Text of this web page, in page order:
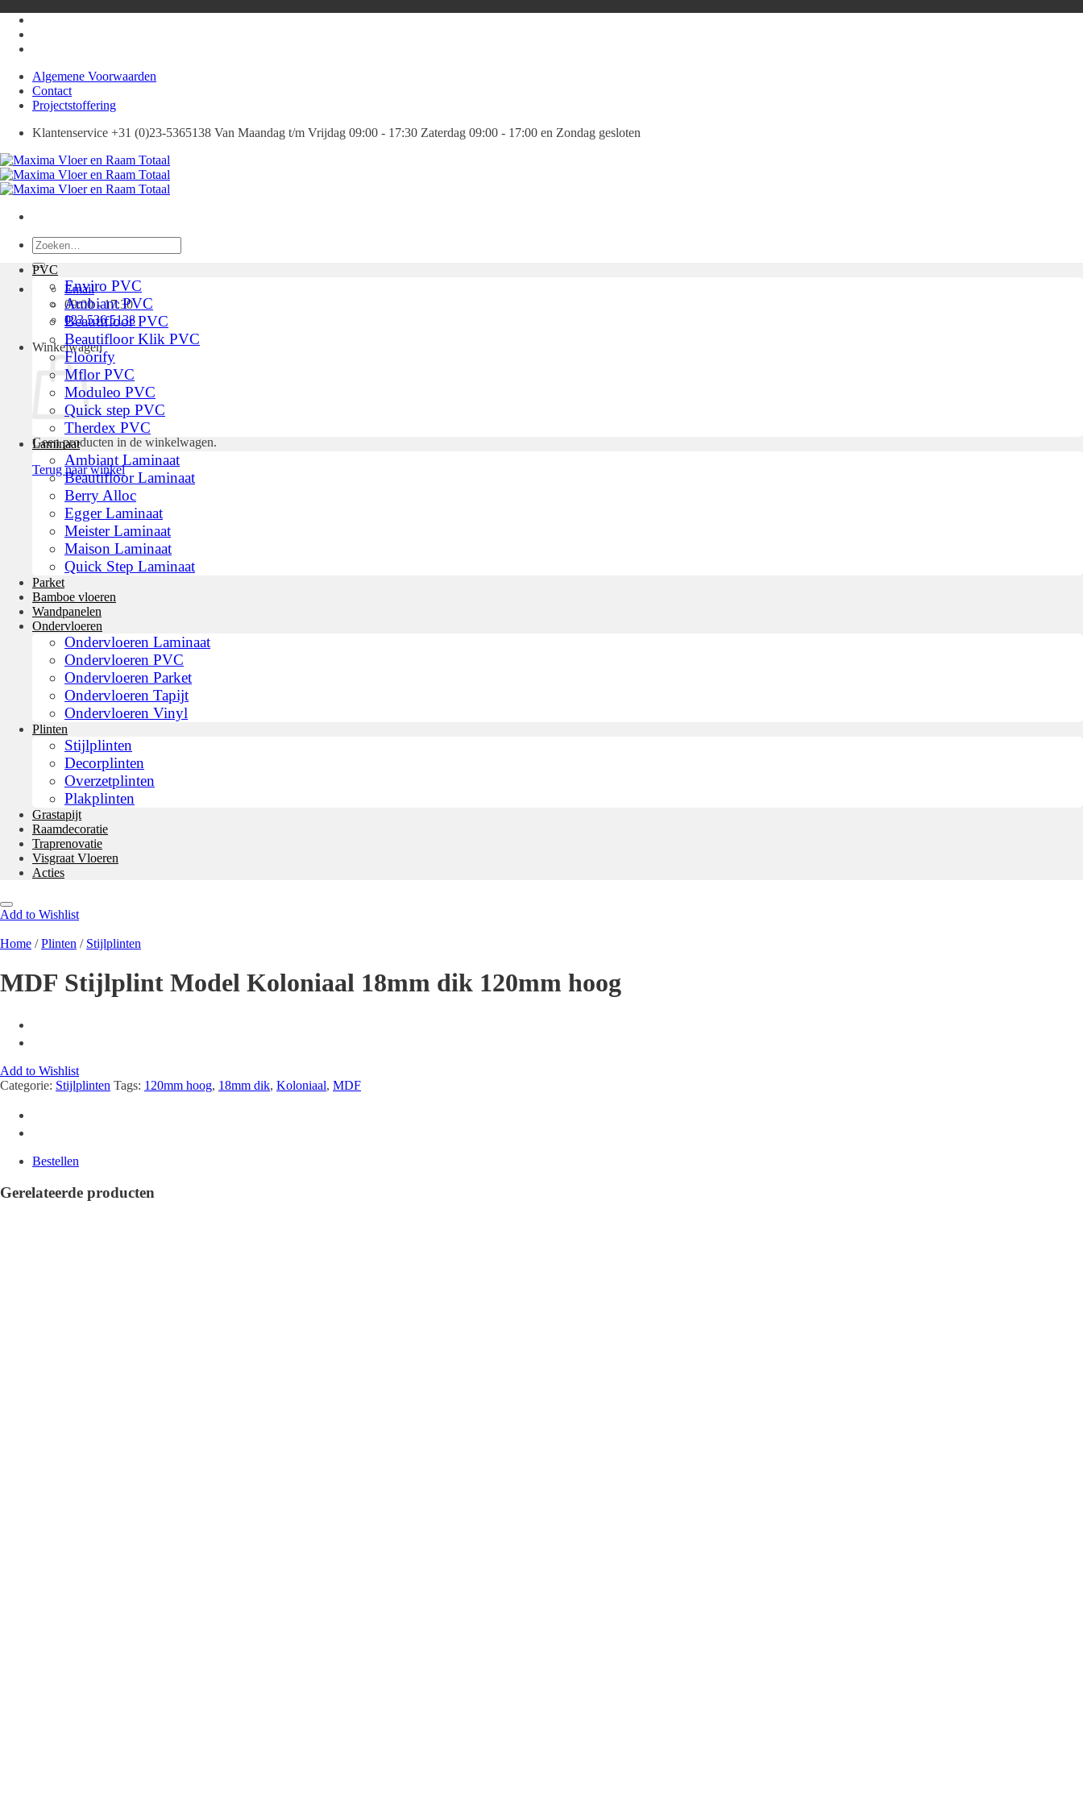
naar
inhoud
Algemene Voorwaarden
Contact
Projectstoffering
Klantenservice +31 (0)23-5365138 Van Maandag t/m Vrijdag 09:00 - 17:30 Zaterdag 09:00 - 17:00 en Zondag gesloten
Zoeken
naar:
Email
09:00 - 17:30
023 536 5138
Winkelwagen
Geen producten in de winkelwagen.
Terug naar winkel
PVC
Enviro PVC
Ambiant PVC
Beautifloor PVC
Beautifloor Klik PVC
Floorify
Mflor PVC
Moduleo PVC
Quick step PVC
Therdex PVC
Laminaat
Ambiant Laminaat
Beautifloor Laminaat
Berry Alloc
Egger Laminaat
Meister Laminaat
Maison Laminaat
Quick Step Laminaat
Parket
Bamboe vloeren
Wandpanelen
Ondervloeren
Ondervloeren Laminaat
Ondervloeren PVC
Ondervloeren Parket
Ondervloeren Tapijt
Ondervloeren Vinyl
Plinten
Stijlplinten
Decorplinten
Overzetplinten
Plakplinten
Grastapijt
Raamdecoratie
Traprenovatie
Visgraat Vloeren
Acties
Add to Wishlist
Home / Plinten / Stijlplinten
MDF Stijlplint Model Koloniaal 18mm dik 120mm hoog
Add to Wishlist
Categorie: Stijlplinten Tags: 120mm hoog, 18mm dik, Koloniaal, MDF
Bestellen
Gerelateerde producten